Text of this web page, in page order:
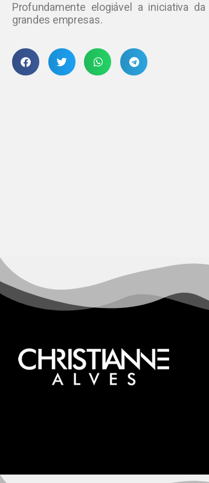
Profundamente elogiável a iniciativa
grandes empresas.